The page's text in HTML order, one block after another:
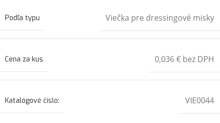
Podľa typu Viečka pre dressingové misky
Cena za kus 0,036 € bez DPH
Katalógové číslo: VIE0044